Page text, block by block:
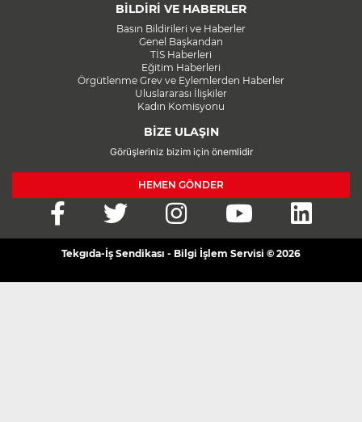
BİLDİRİ VE HABERLER
Basın Bildirileri ve Haberler
Genel Başkandan
TİS Haberleri
Eğitim Haberleri
Örgütlenme Grev ve Eylemlerden Haberler
Uluslararası İlişkiler
Kadın Komisyonu
BİZE ULAŞIN
Görüşleriniz bizim için önemlidir
HEMEN GÖNDER
Tekgıda-İş Sendikası - Bilgi İşlem Servisi © 2026